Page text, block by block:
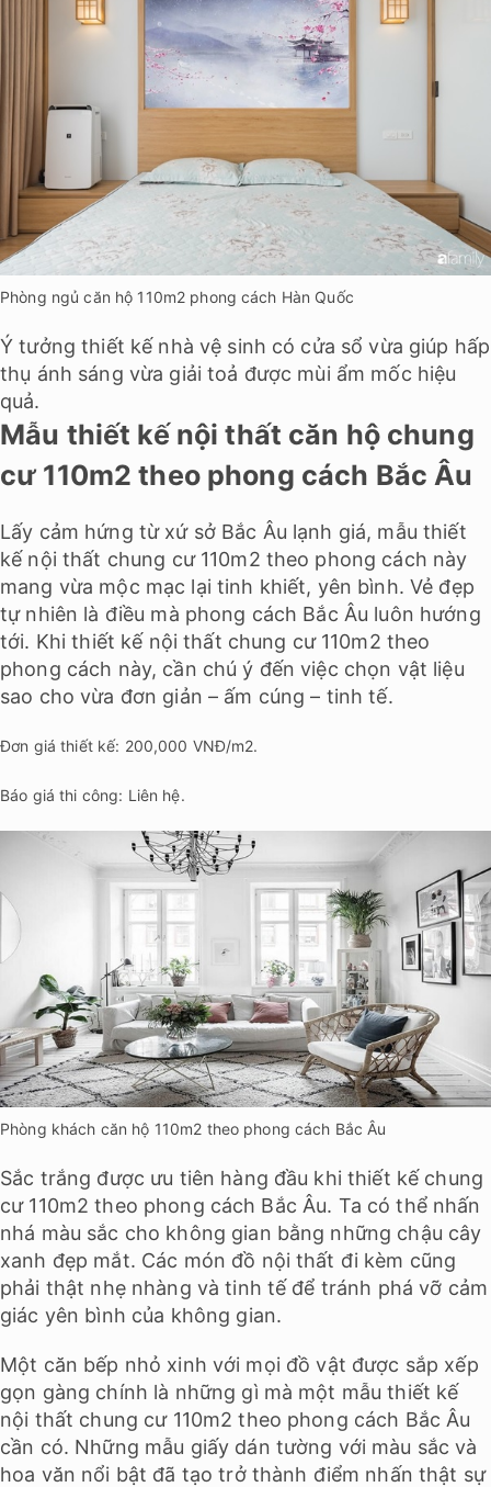
Phòng ngủ căn hộ 110m2 phong cách Hàn Quốc
Ý tưởng thiết kế nhà vệ sinh có cửa sổ vừa giúp hấp
thụ ánh sáng vừa giải toả được mùi ẩm mốc hiệu
quả.
Mẫu thiết kế nội thất căn hộ chung
cư 110m2 theo phong cách Bắc Âu
Lấy cảm hứng từ xứ sở Bắc Âu lạnh giá, mẫu thiết
kế nội thất chung cư 110m2 theo phong cách này
mang vừa mộc mạc lại tinh khiết, yên bình. Vẻ đẹp
tự nhiên là điều mà phong cách Bắc Âu luôn hướng
tới. Khi thiết kế nội thất chung cư 110m2 theo
phong cách này, cần chú ý đến việc chọn vật liệu
sao cho vừa đơn giản – ấm cúng – tinh tế.
Đơn giá thiết kế: 200,000 VNĐ/m2.
Báo giá thi công: Liên hệ.
Phòng khách căn hộ 110m2 theo phong cách Bắc Âu
Sắc trắng được ưu tiên hàng đầu khi thiết kế chung
cư 110m2 theo phong cách Bắc Âu. Ta có thể nhấn
nhá màu sắc cho không gian bằng những chậu cây
xanh đẹp mắt. Các món đồ nội thất đi kèm cũng
phải thật nhẹ nhàng và tinh tế để tránh phá vỡ cảm
giác yên bình của không gian.
Một căn bếp nhỏ xinh với mọi đồ vật được sắp xếp
gọn gàng chính là những gì mà một mẫu thiết kế
nội thất chung cư 110m2 theo phong cách Bắc Âu
cần có. Những mẫu giấy dán tường với màu sắc và
hoa văn nổi bật đã tạo trở thành điểm nhấn thật sự